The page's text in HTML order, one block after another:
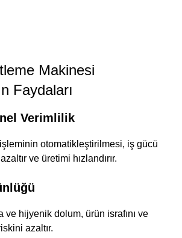
Makinesi
Faydaları
Verimlilik
otomatikleştirilmesi, iş gücü
ve üretimi hızlandırır.
ve hijyenik dolum, ürün israfını ve
azaltır.